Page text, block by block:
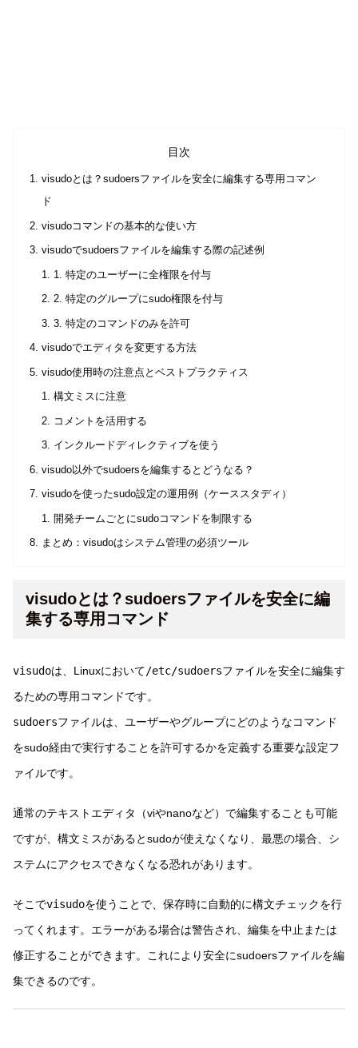
目次
visudoとは？sudoersファイルを安全に編集する専用コマン
ド
visudoコマンドの基本的な使い方
visudoでsudoersファイルを編集する際の記述例
1. 特定のユーザーに全権限を付与
2. 特定のグループにsudo権限を付与
3. 特定のコマンドのみを許可
visudoでエディタを変更する方法
visudo使用時の注意点とベストプラクティス
構文ミスに注意
コメントを活用する
インクルードディレクティブを使う
visudo以外でsudoersを編集するとどうなる？
visudoを使ったsudo設定の運用例（ケーススタディ）
開発チームごとにsudoコマンドを制限する
まとめ：visudoはシステム管理の必須ツール
visudoとは？sudoersファイルを安全に編
集する専用コマンド
visudoは、Linuxにおいて/etc/sudoersファイルを安全に編集す
るための専用コマンドです。
sudoersファイルは、ユーザーやグループにどのようなコマンド
をsudo経由で実行することを許可するかを定義する重要な設定フ
ァイルです。
通常のテキストエディタ（viやnanoなど）で編集することも可能
ですが、構文ミスがあるとsudoが使えなくなり、最悪の場合、シ
ステムにアクセスできなくなる恐れがあります。
そこでvisudoを使うことで、保存時に自動的に構文チェックを行
ってくれます。エラーがある場合は警告され、編集を中止または
修正することができます。これにより安全にsudoersファイルを編
集できるのです。